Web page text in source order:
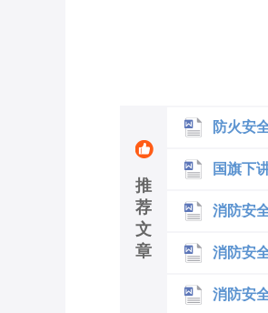
推
荐
文
章
防火安
国旗下
消防安
消防安
消防安